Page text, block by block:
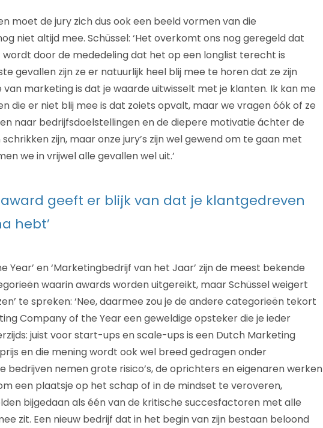
moet de jury zich dus ook een beeld vormen van die
niet altijd mee. Schüssel: ‘Het overkomt ons nog geregeld dat
door de mededeling dat het op een longlist terecht is
gevallen zijn ze er natuurlijk heel blij mee te horen dat ze zijn
marketing is dat je waarde uitwisselt met je klanten. Ik kan me
die er niet blij mee is dat zoiets opvalt, maar we vragen óók of ze
naar bedrijfsdoelstellingen en de diepere motivatie áchter de
zijn, maar onze jury’s zijn wel gewend om te gaan met
we in vrijwel alle gevallen wel uit.’
geeft er blijk van dat je klantgedreven
hebt’
Year’ en ‘Marketingbedrijf van het Jaar’ zijn de meest bekende
waarin awards worden uitgereikt, maar Schüssel weigert
te spreken: ‘Nee, daarmee zou je de andere categorieën tekort
Company of the Year een geweldige opsteker die je ieder
juist voor start-ups en scale-ups is een Dutch Marketing
en die mening wordt ook wel breed gedragen onder
bedrijven nemen grote risico’s, de oprichters en eigenaren werken
een plaatsje op het schap of in de mindset te veroveren,
bijgedaan als één van de kritische succesfactoren met alle
zit. Een nieuw bedrijf dat in het begin van zijn bestaan beloond